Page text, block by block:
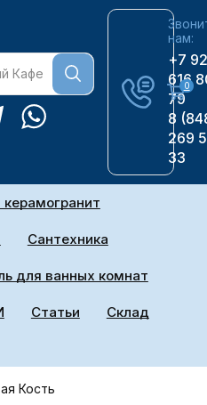
нам:
+7
616
79
8
269
33
0
керамогранит
Сантехника
для ванных комнат
Статьи Склад
Кость